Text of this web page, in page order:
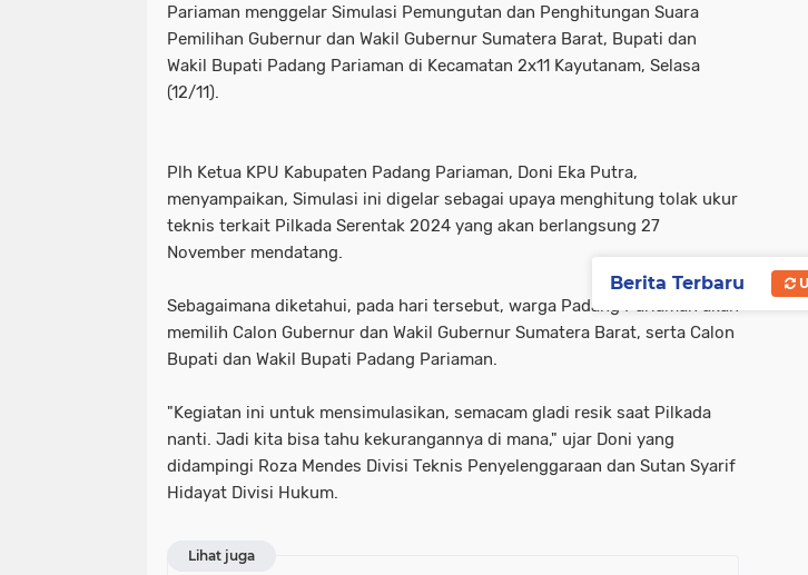
Pariaman menggelar Simulasi Pemungutan dan Penghitungan Suara
Pemilihan Gubernur dan Wakil Gubernur Sumatera Barat, Bupati dan
Wakil Bupati Padang Pariaman di Kecamatan 2x11 Kayutanam, Selasa
(12/11).
Plh Ketua KPU Kabupaten Padang Pariaman, Doni Eka Putra,
menyampaikan, Simulasi ini digelar sebagai upaya menghitung tolak ukur
teknis terkait Pilkada Serentak 2024 yang akan berlangsung 27
November mendatang.
Sebagaimana diketahui, pada hari tersebut, warga Padang Pariaman akan
memilih Calon Gubernur dan Wakil Gubernur Sumatera Barat, serta Calon
Bupati dan Wakil Bupati Padang Pariaman.
"Kegiatan ini untuk mensimulasikan, semacam gladi resik saat Pilkada
nanti. Jadi kita bisa tahu kekurangannya di mana," ujar Doni yang
didampingi Roza Mendes Divisi Teknis Penyelenggaraan dan Sutan Syarif
Hidayat Divisi Hukum.
Lihat juga
Berita Terbaru